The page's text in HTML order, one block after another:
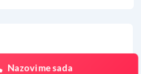
Nazovi me sada